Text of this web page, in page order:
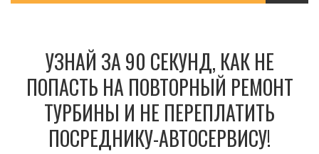
УЗНАЙ ЗА 90 СЕКУНД, КАК НЕ
ПОПАСТЬ НА ПОВТОРНЫЙ РЕМОНТ
ТУРБИНЫ И НЕ ПЕРЕПЛАТИТЬ
ПОСРЕДНИКУ-АВТОСЕРВИСУ!